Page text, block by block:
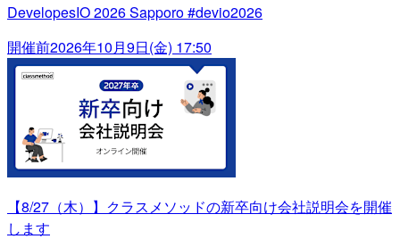
DevelopesIO 2026 Sapporo #devio2026
開催前2026年10月9日(金) 17:50
【8/27（木）】クラスメソッドの新卒向け会社説明会を開催
します